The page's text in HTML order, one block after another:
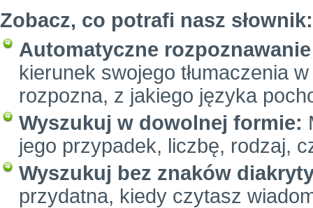
Zobacz, co potrafi nasz słownik:
Automatyczne
kierunek swojego tłumaczenia
rozpozna, z jakiego języka
Wyszukuj w dowolnej formie:
jego przypadek, liczbę, rodzaj,
Wyszukuj bez znaków
przydatna, kiedy czytasz